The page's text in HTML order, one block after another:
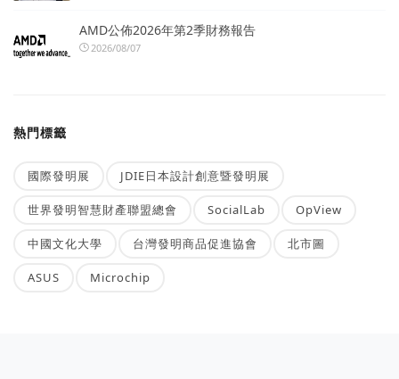
AMD公佈2026年第2季財務報告
2026/08/07
熱門標籤
國際發明展 JDIE日本設計創意暨發明展
世界發明智慧財產聯盟總會 SocialLab OpView
中國文化大學 台灣發明商品促進協會 北市圖
ASUS Microchip